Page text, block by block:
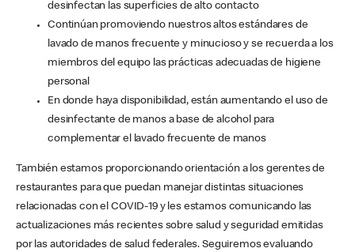
desinfectan las superficies de alto contacto
Continúan promoviendo nuestros altos estándares de
lavado de manos frecuente y minucioso y se recuerda a los
miembros del equipo las prácticas adecuadas de higiene
personal
En donde haya disponibilidad, están aumentando el uso de
desinfectante de manos a base de alcohol para
complementar el lavado frecuente de manos
También estamos proporcionando orientación a los gerentes de
restaurantes para que puedan manejar distintas situaciones
relacionadas con el COVID-19 y les estamos comunicando las
actualizaciones más recientes sobre salud y seguridad emitidas
por las autoridades de salud federales. Seguiremos evaluando